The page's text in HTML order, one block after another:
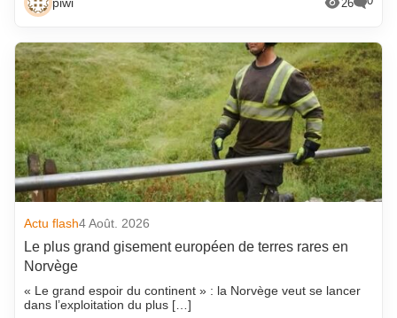
piwi 26
Actu flash4 Août. 2026
Le plus grand gisement européen de terres rares en
Norvège
« Le grand espoir du continent » : la Norvège veut se lancer
dans l’exploitation du plus […]